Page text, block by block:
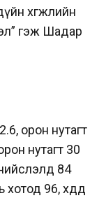
хөгжлийн
гэж Шадар
орон нутагт
нутагт 30
84
96, хөдөөд